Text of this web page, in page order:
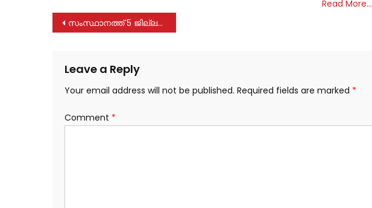
Read More…
Post
സംസ്ഥാനത്ത് 5 ജില്ലകളിൽ റെഡ് അലർട്ട്; ഉയർന്ന തിരമാലയ്ക്ക് സാധ്യത
Leave a Reply
Your email address will not be published. Required fields are marked *
Comment *